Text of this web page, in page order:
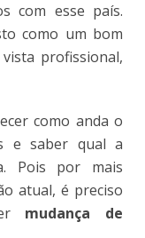
com esse país.
como um bom
profissional,
como anda o
e saber qual a
Pois por mais
atual, é preciso
mudança de